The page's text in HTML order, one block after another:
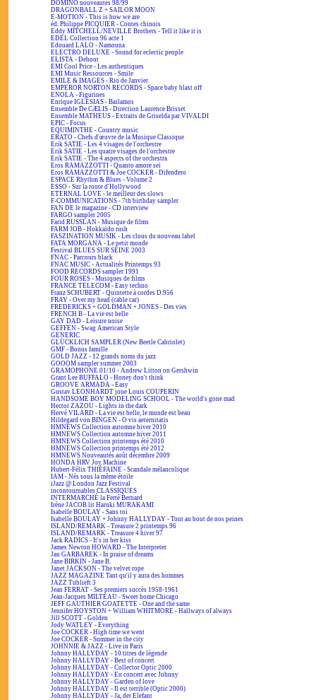
DOMINO nouveautés 98/99
DRAGONBALL Z + SAILOR MOON
E-MOTION - This is how we are
éd. Philippe PICQUIER - Contes chinois
Eddy MITCHELL/NEVILLE Brothers - Tell it like it is
EDEL Collection 96 acte 1
Edouard LALO - Namouna
ELECTRO DELUXE - Sound for eclectic people
ELISTA - Debout
EMI Cool Price - Les authentiques
EMI Music Ressources - Smile
EMILE & IMAGES - Rio de Janvier
EMPEROR NORTON RECORDS - Space baby blast off
ENOLA - Figurines
Enrique IGLESIAS - Bailamos
Ensemble De CÆLIS - Direction Laurence Brisset
Ensemble MATHEUS - Extraits de Griselda par VIVALDI
EPIC - Focus
EQUIMINTHE - Country music
ERATO - Chefs d'œuvre de la Musique Classique
Erik SATIE - Les 4 visages de l'orchestre
Erik SATIE - Les quatre visages de l'orchestre
Erik SATIE - The 4 aspects of the orchestra
Eros RAMAZZOTTI - Quanto amore sei
Eros RAMAZZOTTI & Joe COCKER - Difendero
ESPACE Rhythm & Blues - Volume 2
ESSO - Sur la route d'Hollywood
ETERNAL LOVE - le meilleur des slows
F-COMMUNICATIONS - 7th birthday sampler
FAN DE le magazine - CD interview
FARGO sampler 2005
Farid RUSSLAN - Musique de films
FARM JOB - Hokkaïdo rush
FASZINATION MUSIK - Les clous du nouveau label
FATA MORGANA - Le petit monde
Festival BLUES SUR SEINE 2003
FNAC - Parcours black
FNAC MUSIC - Actualités Printemps 93
FOOD RECORDS sampler 1991
FOUR ROSES - Musiques de films
FRANCE TELECOM - Easy techno
Franz SCHUBERT - Quintette à cordes D.956
FRAY - Over my head (cable car)
FREDERICKS + GOLDMAN + JONES - Des vies
FRENCH B - La vie est belle
GAY DAD - Leisure noise
GEFFEN - Swag American Style
GENERIC
GLÜCKLICH SAMPLER (New Beetle Cabriolet)
GMF - Bonus famille
GOLD JAZZ - 12 grands noms du jazz
GOOOM sampler summer 2003
GRAMOPHONE 01/10 - Andrew Litton on Gershwin
Grant Lee BUFFALO - Honey don't think
GROOVE ARMADA - Easy
Gustav LEONHARDT joue Louis COUPERIN
HANDSOME BOY MODELING SCHOOL - The world's gone mad
Hector ZAZOU - Lights in the dark
Hervé VILARD - La vie est belle, le monde est beau
Hildegard von BINGEN - O vis aeternitatis
HMNEWS Collection automne hiver 2010
HMNEWS Collection automne hiver 2011
HMNEWS Collection printemps été 2010
HMNEWS Collection printemps été 2012
HMNEWS Nouveautés août décembre 2009
HONDA HRV Joy Machine
Hubert-Félix THIÉFAINE - Scandale mélancolique
IAM - Nés sous la même étoile
iJazz @ London Jazz Festival
incontournables CLASSIQUES
INTERMARCHÉ la Ferté Bernard
Irène JACOB lit Haruki MURAKAMI
Isabelle BOULAY - Sans toi
Isabelle BOULAY + Johnny HALLYDAY - Tout au bout de nos peines
ISLAND/REMARK - Treasure 2 printemps 96
ISLAND/REMARK - Treasure 4 hiver 97
Jack RADICS - It's in her kiss
James Newton HOWARD - The Interpreter
Jan GARBAREK - In praise of dreams
Jane BIRKIN - Jane B.
Janet JACKSON - The velvet rope
JAZZ MAGAZINE Tant qu'il y aura des hommes
JAZZ Tublieft 3
Jean FERRAT - Ses premiers succès 1958-1961
Jean-Jacques MILTEAU - Sweet home Chicago
JEFF GAUTHIER GOATETTE - One and the same
Jennifer HOYSTON + William WHITMORE - Hallways of always
Jill SCOTT - Golden
Jody WATLEY - Everything
Joe COCKER - High time we went
Joe COCKER - Summer in the city
JOHNNIE & JAZZ - Live in Paris
Johnny HALLYDAY - 10 titres de légende
Johnny HALLYDAY - Best of concert
Johnny HALLYDAY - Collector Optic 2000
Johnny HALLYDAY - En concert avec Johnny
Johnny HALLYDAY - Garden of love
Johnny HALLYDAY - Il est terrible (Optic 2000)
Johnny HALLYDAY - Ja, der Elefant